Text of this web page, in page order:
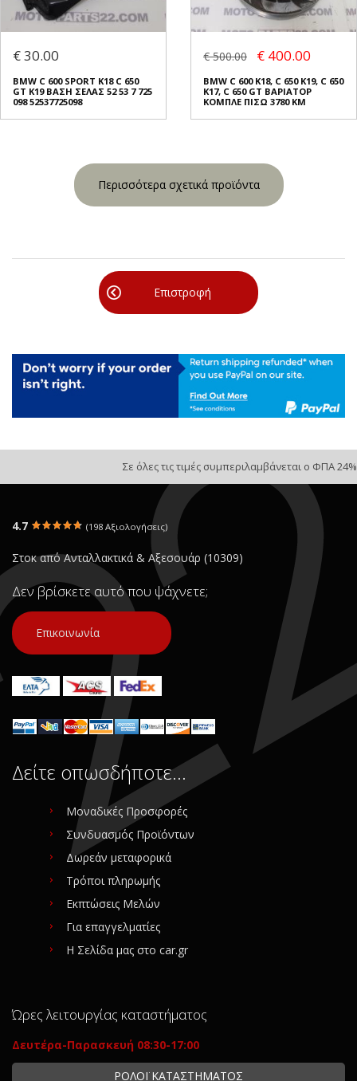
€ 30.00
BMW C 600 SPORT K18 C 650
GT K19 ΒΑΣΗ ΣΕΛΑΣ 52 53 7 725
098 52537725098
€ 500.00 € 400.00
BMW C 600 K18, C 650 K19, C 650
K17, C 650 GT ΒΑΡΙΑΤΟΡ
ΚΟΜΠΛΕ ΠΙΣΩ 3780 KM
Περισσότερα σχετικά προϊόντα
Επιστροφή
Σε όλες τις τιμές συμπεριλαμβάνεται ο ΦΠΑ 24%
4.7 (198 Αξιολογήσεις)
Στοκ από Ανταλλακτικά & Αξεσουάρ (10309)
Δεν βρίσκετε αυτό που ψάχνετε;
Επικοινωνία
Δείτε οπωσδήποτε…
Μοναδικές Προσφορές
Συνδυασμός Προϊόντων
Δωρεάν μεταφορικά
Τρόποι πληρωμής
Εκπτώσεις Μελών
Για επαγγελματίες
Η Σελίδα μας στο car.gr
Ώρες λειτουργίας καταστήματος
Δευτέρα-Παρασκευή 08:30-17:00
ΡΟΛΟΪ ΚΑΤΑΣΤΗΜΑΤΟΣ